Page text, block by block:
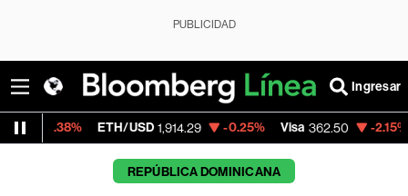
PUBLICIDAD
Ingresar
ETH/USD 1,914.29 -0.25% Visa 362.50 -2.15%
REPÚBLICA DOMINICANA